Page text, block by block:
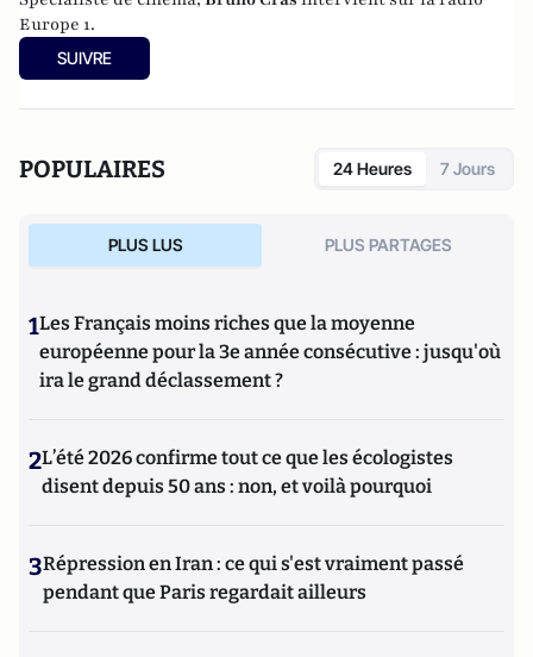
Europe 1.
SUIVRE
POPULAIRES 24 Heures 7 Jours
PLUS LUS PLUS PARTAGES
1Les Français moins riches que la moyenne
européenne pour la 3e année consécutive : jusqu'où
ira le grand déclassement ?
2L’été 2026 confirme tout ce que les écologistes
disent depuis 50 ans : non, et voilà pourquoi
3Répression en Iran : ce qui s'est vraiment passé
pendant que Paris regardait ailleurs